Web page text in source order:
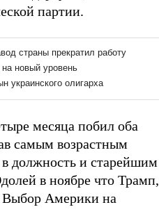
партии.
месяца побил оба
самым возрастным
должность и старейшим
в ноябре что Трамп,
Выбор Америки на